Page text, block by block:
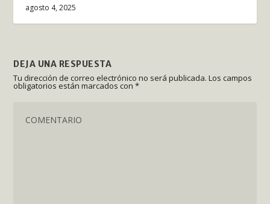
agosto 4, 2025
DEJA UNA RESPUESTA
Tu dirección de correo electrónico no será publicada. Los campos
obligatorios están marcados con*